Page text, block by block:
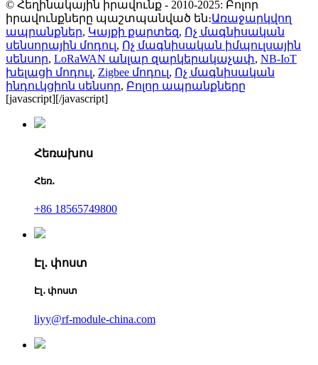
© Հեղինակային իրավունք - 2010-2025: Բոլոր
իրավունքները պաշտպանված են։Առաջարկվող
ապրանքներ, Կայքի քարտեզ, Ոչ մագնիսական
սենսորային մոդուլ, Ոչ մագնիսական իմպուլսային
սենսոր, LoRaWAN անլար զարկերակաչափ, NB-IoT
խելացի մոդուլ, Zigbee մոդուլ, Ոչ մագնիսական
ինդուկցիոն սենսոր, Բոլոր ապրանքները
[javascript][/javascript]
Հեռախոս
Հեռ․
+86 18565749800
Էլ․ փոստ
Էլ․ փոստ
liyy@rf-module-china.com